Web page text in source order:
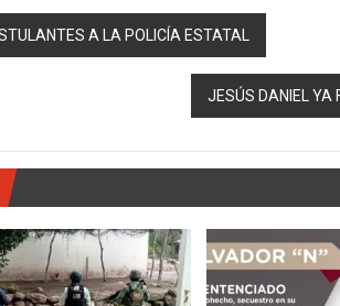
A LA POLICÍA ESTATAL
JESÚS DANIEL YA